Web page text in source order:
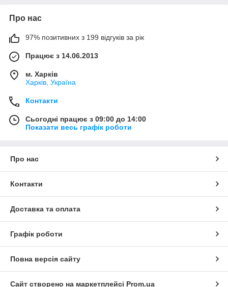
Про нас
97% позитивних з 199 відгуків за рік
Працює з 14.06.2013
м. Харків
Харків, Україна
Контакти
Сьогодні працює з 09:00 до 14:00
Показати весь графік роботи
Про нас
Контакти
Доставка та оплата
Графік роботи
Повна версія сайту
Сайт створено на маркетплейсі Prom.ua